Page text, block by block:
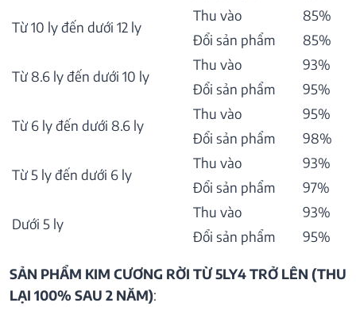
Từ 10 ly đến dưới 12 ly
Thu vào
85%
Đổi sản phẩm
85%
Từ 8.6 ly đến dưới 10 ly
Thu vào
93%
Đổi sản phẩm
95%
Từ 6 ly đến dưới 8.6 ly
Thu vào
95%
Đổi sản phẩm
98%
Từ 5 ly đến dưới 6 ly
Thu vào
93%
Đổi sản phẩm
97%
Dưới 5 ly
Thu vào
93%
Đổi sản phẩm
95%
SẢN PHẨM KIM CƯƠNG RỜI TỪ 5LY4 TRỞ LÊN (THU
LẠI 100% SAU 2 NĂM):